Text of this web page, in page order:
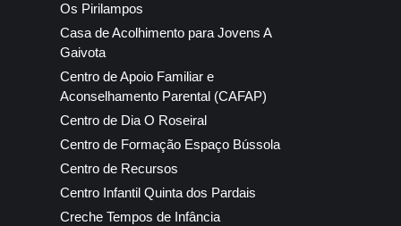
Os Pirilampos
Casa de Acolhimento para Jovens A
Gaivota
Centro de Apoio Familiar e
Aconselhamento Parental (CAFAP)
Centro de Dia O Roseiral
Centro de Formação Espaço Bússola
Centro de Recursos
Centro Infantil Quinta dos Pardais
Creche Tempos de Infância